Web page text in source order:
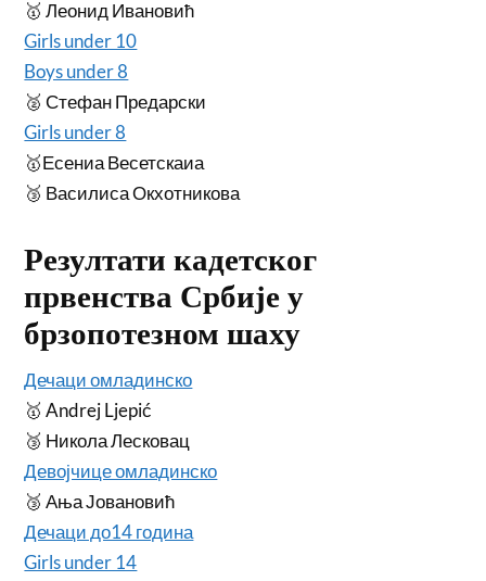
🥇 Леонид Ивановић
Girls under 10
Boys under 8
🥈 Стефан Предарски
Girls under 8
🥇Есениа Весетскаиа
🥉 Василиса Окхотникова
Резултати кадетског
првенства Србије у
брзопотезном шаху
Дечаци омладинско
🥇 Andrej Ljepić
🥉 Никола Лесковац
Девојчице омладинско
🥉 Ања Јовановић
Дечаци до14 година
Girls under 14